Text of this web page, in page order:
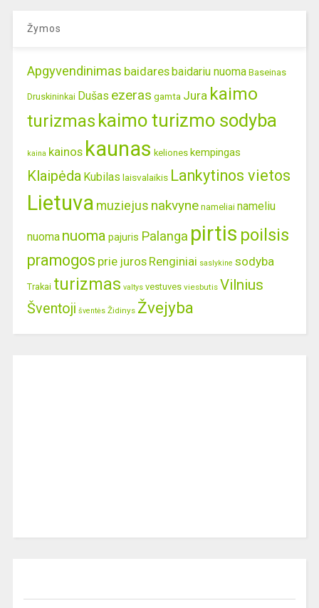
Žymos
Apgyvendinimas baidares baidariu nuoma Baseinas
Druskininkai Dušas ezeras gamta Jura kaimo
turizmas kaimo turizmo sodyba
kaina kainos kaunas keliones kempingas
Klaipėda Kubilas laisvalaikis Lankytinos vietos
Lietuva muziejus nakvyne nameliai nameliu
nuoma nuoma pajuris Palanga pirtis poilsis
pramogos prie juros Renginiai saslykine sodyba
Trakai turizmas valtys vestuves viesbutis Vilnius
Šventoji šventės Židinys Žvejyba